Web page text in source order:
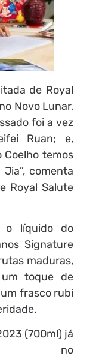
de Royal
Novo Lunar,
foi a vez
Ruan; e,
Coelho temos
comenta
Royal Salute
o líquido do
Signature
maduras,
toque de
frasco rubi
(700ml) já
no